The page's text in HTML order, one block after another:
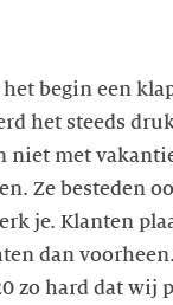
begin een
het steeds
niet met
Ze besteden
je. Klanten
dan
zo hard dat wij